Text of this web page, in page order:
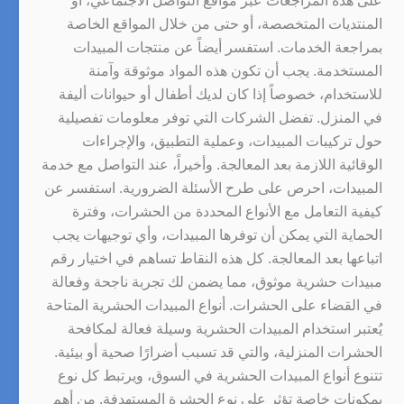
المنتديات المتخصصة، أو حتى من خلال المواقع الخاصة
بمراجعة الخدمات. استفسر أيضاً عن منتجات المبيدات
المستخدمة. يجب أن تكون هذه المواد موثوقة وآمنة
للاستخدام، خصوصاً إذا كان لديك أطفال أو حيوانات أليفة
في المنزل. تفضل الشركات التي توفر معلومات تفصيلية
حول تركيبات المبيدات، وعملية التطبيق، والإجراءات
الوقائية اللازمة بعد المعالجة. وأخيراً، عند التواصل مع خدمة
المبيدات، احرص على طرح الأسئلة الضرورية. استفسر عن
كيفية التعامل مع الأنواع المحددة من الحشرات، وفترة
الحماية التي يمكن أن توفرها المبيدات، وأي توجيهات يجب
اتباعها بعد المعالجة. كل هذه النقاط تساهم في اختيار رقم
مبيدات حشرية موثوق، مما يضمن لك تجربة ناجحة وفعالة
في القضاء على الحشرات. أنواع المبيدات الحشرية المتاحة
يُعتبر استخدام المبيدات الحشرية وسيلة فعالة لمكافحة
الحشرات المنزلية، والتي قد تسبب أضرارًا صحية أو بيئية.
تتنوع أنواع المبيدات الحشرية في السوق، ويرتبط كل نوع
بمكونات خاصة تؤثر على نوع الحشرة المستهدفة. من أهم